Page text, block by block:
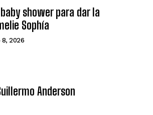
shower para dar la
Sophía
8, 2026
Anderson